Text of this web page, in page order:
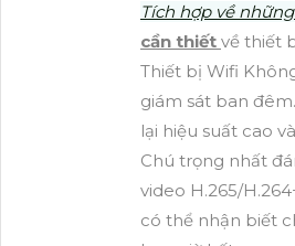
Tích hợp về
cần thiết về thiết
Thiết bị Wifi
giám sát ban
lại hiệu suất cao
Chú trọng nhất
video H.265/
có thể nhận biết